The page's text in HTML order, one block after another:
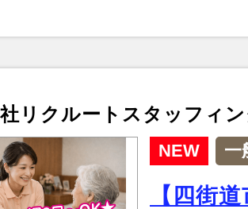
リクルートスタッフィ
NEW 一
【四街